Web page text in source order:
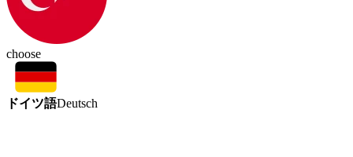
choose
ドイツ語Deutsch